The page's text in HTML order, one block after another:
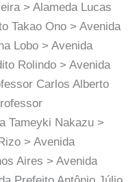
> Alameda Lucas
Takao Ono > Avenida
Lobo > Avenida
Rolindo > Avenida
Carlos Alberto
Tameyki Nakazu >
> Avenida
Aires > Avenida